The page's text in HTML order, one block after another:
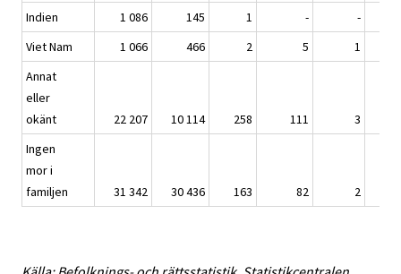
Indien
1 086 145 1 - -
Viet Nam
1 066 466 2 5 1
Annat
eller
okänt
22 207 10 114 258 111 3
Ingen
mor i
familjen
31 342 30 436 163 82 2